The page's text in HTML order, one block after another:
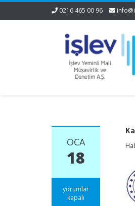
0216 465 00 96
OCA
18
Katma
Değer
yorumlar
kapalı